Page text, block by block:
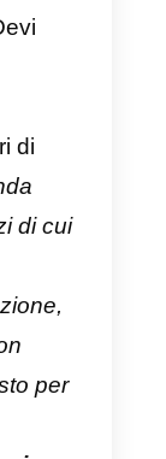
le
a
non
acquisto,
a
acquisti